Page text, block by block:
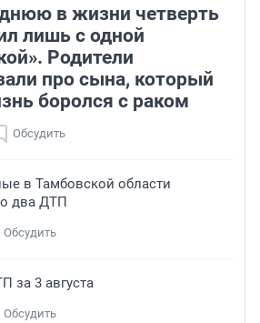
в жизни четверть
лишь с одной
Родители
про сына, который
боролся с раком
Обсудить
в Тамбовской области
два ДТП
Обсудить
за 3 августа
Обсудить